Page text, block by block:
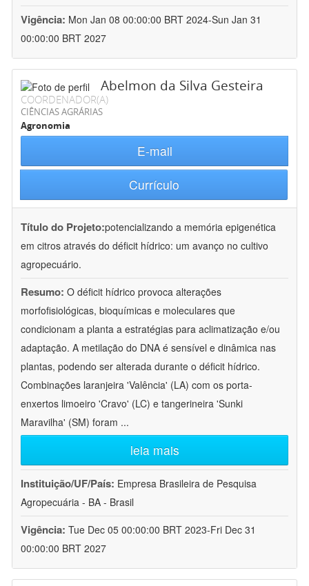
Vigência: Mon Jan 08 00:00:00 BRT 2024-Sun Jan 31
00:00:00 BRT 2027
Abelmon da Silva Gesteira
COORDENADOR(A)
CIÊNCIAS AGRÁRIAS
Agronomia
E-mail
Currículo
Título do Projeto:potencializando a memória epigenética
em citros através do déficit hídrico: um avanço no cultivo
agropecuário.
Resumo: O déficit hídrico provoca alterações
morfofisiológicas, bioquímicas e moleculares que
condicionam a planta a estratégias para aclimatização e/ou
adaptação. A metilação do DNA é sensível e dinâmica nas
plantas, podendo ser alterada durante o déficit hídrico.
Combinações laranjeira 'Valência' (LA) com os porta-
enxertos limoeiro 'Cravo' (LC) e tangerineira 'Sunki
Maravilha' (SM) foram ...
leia mais
Instituição/UF/País: Empresa Brasileira de Pesquisa
Agropecuária - BA - Brasil
Vigência: Tue Dec 05 00:00:00 BRT 2023-Fri Dec 31
00:00:00 BRT 2027